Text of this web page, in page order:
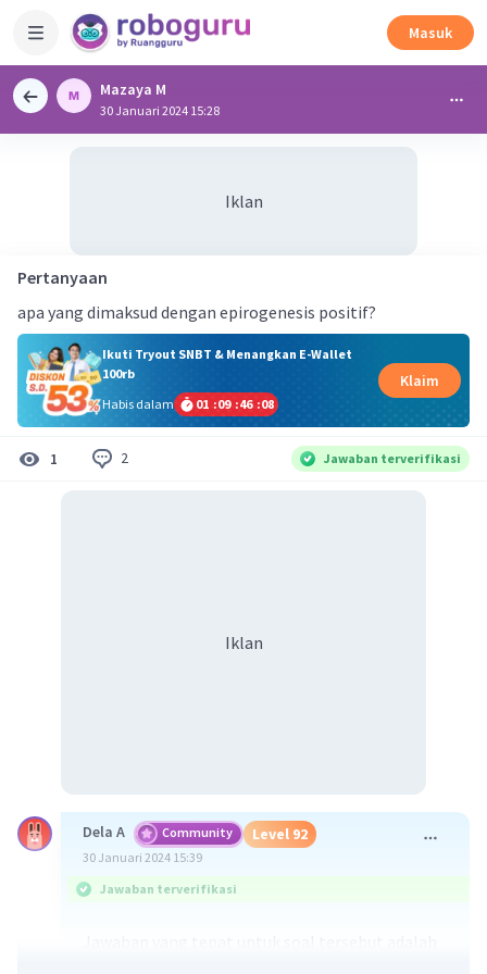
Masuk
Mazaya M
30 Januari 2024 15:28
Iklan
Pertanyaan
apa yang dimaksud dengan epirogenesis positif?
Ikuti Tryout SNBT & Menangkan E-Wallet
100rb
Habis dalam
01 :09 :46 :07
Klaim
1 2 Jawaban terverifikasi
Iklan
Dela A Community Level 92
30 Januari 2024 15:39
Jawaban terverifikasi